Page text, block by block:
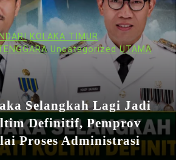
KOLAKA TIMUR
Uncategorized UTAMA
Selangkah Lagi Jadi
Definitif, Pemprov
Proses Administrasi